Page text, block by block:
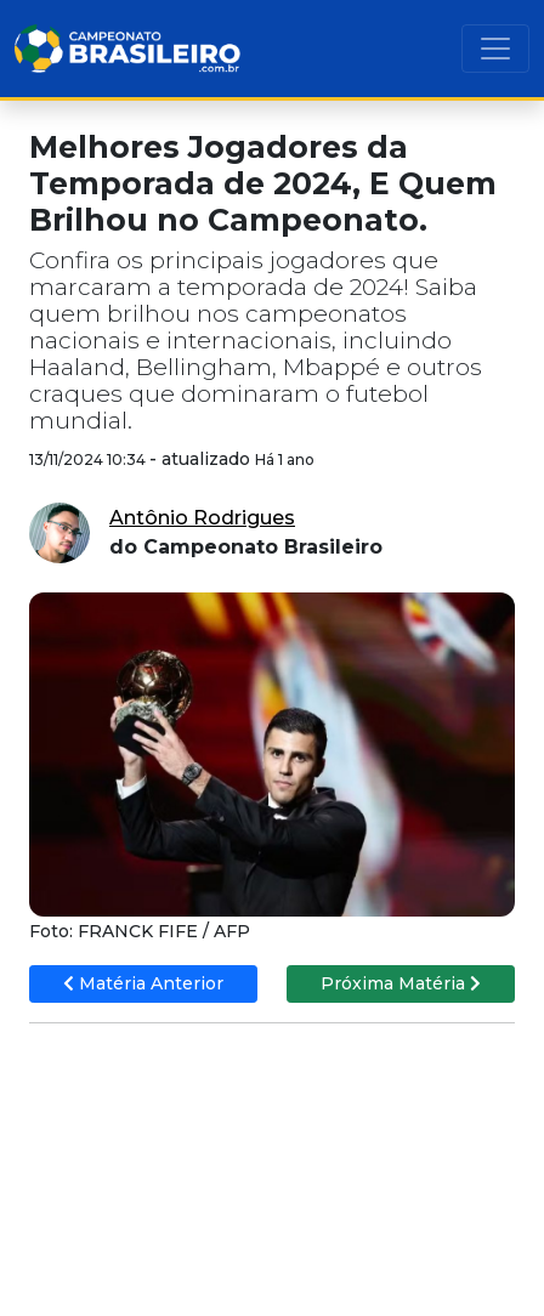
Melhores Jogadores da
Temporada de 2024, E Quem
Brilhou no Campeonato.
Confira os principais jogadores que
marcaram a temporada de 2024! Saiba
quem brilhou nos campeonatos
nacionais e internacionais, incluindo
Haaland, Bellingham, Mbappé e outros
craques que dominaram o futebol
mundial.
13/11/2024 10:34 - atualizado Há 1 ano
Antônio Rodrigues
do Campeonato Brasileiro
Foto: FRANCK FIFE / AFP
Matéria Anterior Próxima Matéria